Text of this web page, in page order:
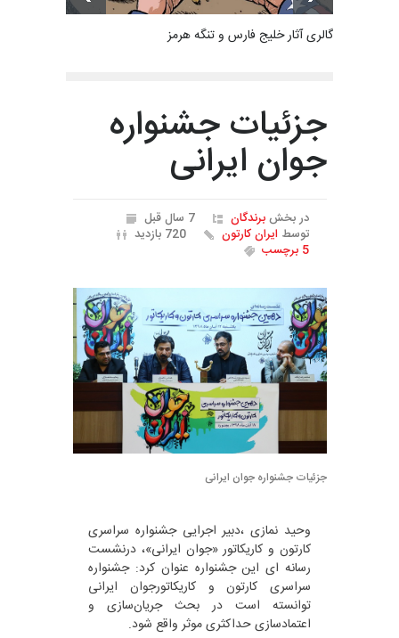
گالری آثار خلیج فارس و تنگه هرمز
جزئیات جشنواره
جوان ایرانی
در بخشبرندگان
7 سال قبل
توسط ایران کارتون
720 بازدید
5 برچسب
جزئیات جشنواره جوان ایرانی
وحید نمازی ،دبیر اجرایی جشنواره سراسری
کارتون و کاریکاتور «جوان ایرانی»، درنشست
رسانه ای این جشنواره عنوان کرد: جشنواره
سراسری کارتون و کاریکاتورجوان ایرانی
توانسته است در بحث جریان‌سازی و
اعتمادسازی حداکثری موثر واقع شود.